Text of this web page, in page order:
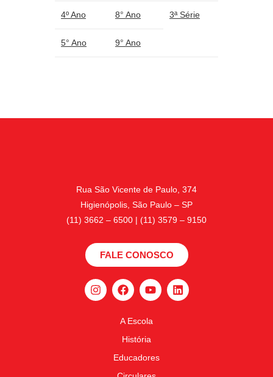
4º Ano 8° Ano 3ª Série
5° Ano 9° Ano
Rua São Vicente de Paulo, 374
Higienópolis, São Paulo – SP
(11) 3662 – 6500 | (11) 3579 – 9150
FALE CONOSCO
A Escola
História
Educadores